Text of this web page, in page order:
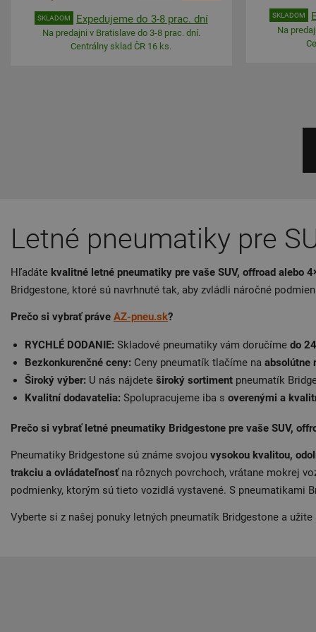
SKLADOM Expedujeme do 3-8 prac. dní
Na predajni v Bratislave do 3-8 prac. dní.
Centrálny sklad ČR 16 ks.
SKLADOM
Na
Letné pneumatiky pre
Hľadáte kvalitné letné pneumatiky pre vaše SUV, offroad alebo
Bridgestone, ktoré sú navrhnuté tak, aby zvládli náročné
Prečo si vybrať práve AZ-pneu.sk?
RYCHLÉ DODANIE: Skladové pneumatiky vám doručíme do
Bezkonkurenčné ceny: Ceny pneumatík tlačíme na absolútne
Široký výber: U nás nájdete široký sortiment pneumatík
Kvalitní dodavatelia: Spolupracujeme iba s overenými a
Prečo si vybrať letné pneumatiky Bridgestone pre vaše SUV,
Pneumatiky Bridgestone sú známe svojou vysokou kvalitou,
trakciu a ovládateľnosťna rôznych povrchoch, vrátane mokrej
podmienky, ktorým sú tieto vozidlá vystavené. S pneumatikami
Vyberte si z našej ponuky letných pneumatík Bridgestone a užite